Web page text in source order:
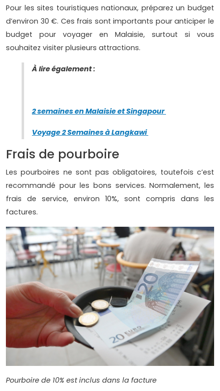
Pour les sites touristiques nationaux, préparez un budget
d’environ 30 €. Ces frais sont importants pour anticiper le
budget pour voyager en Malaisie, surtout si vous
souhaitez visiter plusieurs attractions.
À lire également :
2 semaines en Malaisie et Singapour
Voyage 2 Semaines à Langkawi
Frais de pourboire
Les pourboires ne sont pas obligatoires, toutefois c’est
recommandé pour les bons services. Normalement, les
frais de service, environ 10%, sont compris dans les
factures.
Pourboire de 10% est inclus dans la facture